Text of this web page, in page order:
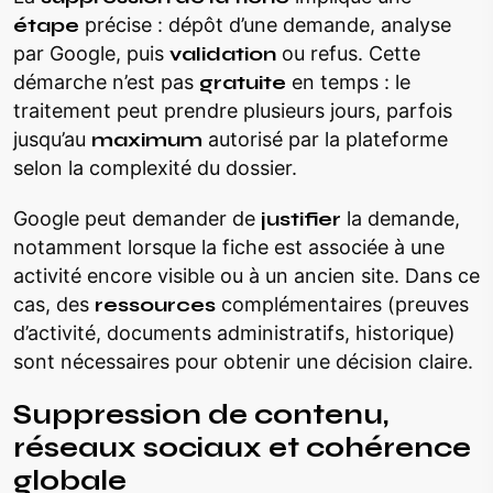
étape précise : dépôt d’une demande, analyse
par Google, puis validation ou refus. Cette
démarche n’est pas gratuite en temps : le
traitement peut prendre plusieurs jours, parfois
jusqu’au maximum autorisé par la plateforme
selon la complexité du dossier.
Google peut demander de justifier la demande,
notamment lorsque la fiche est associée à une
activité encore visible ou à un ancien site. Dans ce
cas, des ressources complémentaires (preuves
d’activité, documents administratifs, historique)
sont nécessaires pour obtenir une décision claire.
Suppression de contenu,
réseaux sociaux et cohérence
globale